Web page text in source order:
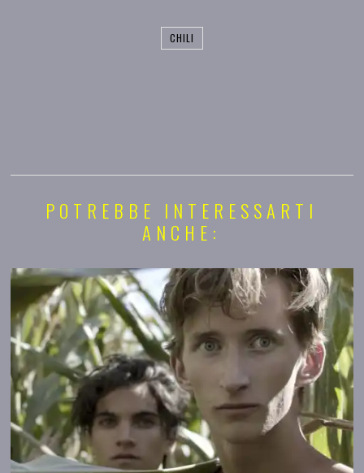
CHILI
POTREBBE INTERESSARTI
ANCHE: